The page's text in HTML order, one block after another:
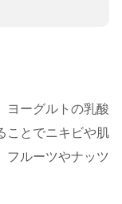
ヨーグルトの乳酸
ことでニキビや肌
フルーツやナッツ